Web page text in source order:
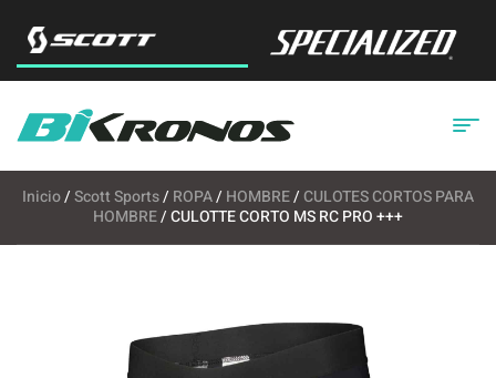
Inicio/Scott Sports/ ROPA/ HOMBRE/ CULOTES CORTOS PARA
HOMBRE/ CULOTTE CORTO MS RC PRO +++